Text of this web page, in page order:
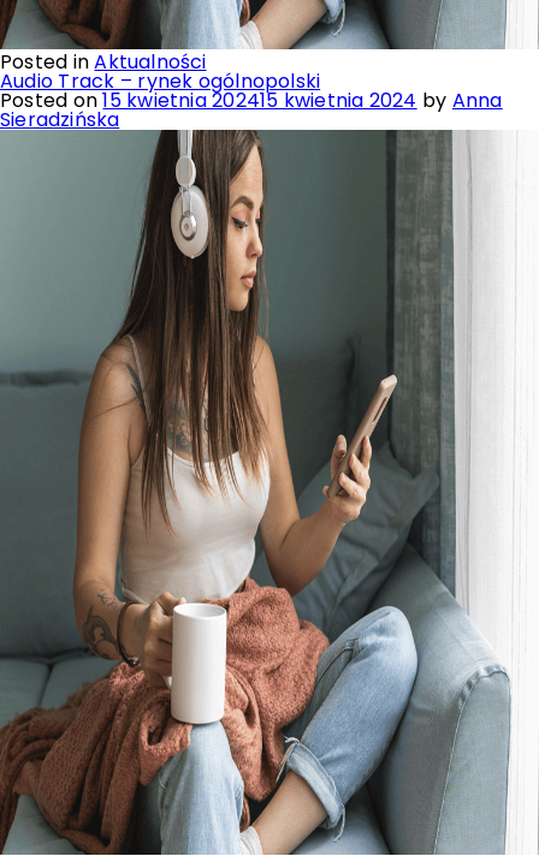
Posted inAktualności
Audio Track – rynek ogólnopolski
Posted on15 kwietnia 202415 kwietnia 2024 by Anna
Sieradzińska